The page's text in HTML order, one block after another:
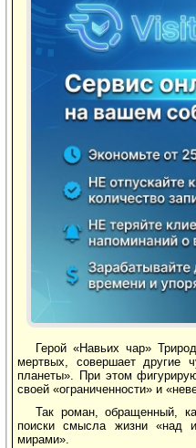
Герой «Навьих чар»
мертвых, совершает другие
планеты». При этом
своей «ограниченности» и
Так роман, обращенный,
поиски смысла жизни «над
мирами».